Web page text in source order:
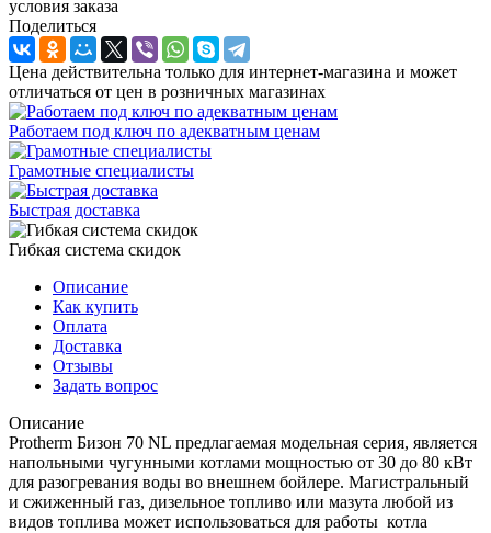
условия заказа
Поделиться
Цена действительна только для интернет-магазина и может
отличаться от цен в розничных магазинах
Работаем под ключ по адекватным ценам
Грамотные специалисты
Быстрая доставка
Гибкая система скидок
Описание
Как купить
Оплата
Доставка
Отзывы
Задать вопрос
Описание
Protherm Бизон 70 NL предлагаемая модельная серия, является
напольными чугунными котлами мощностью от 30 до 80 кВт
для разогревания воды во внешнем бойлере. Магистральный
и сжиженный газ, дизельное топливо или мазута любой из
видов топлива может использоваться для работы котла